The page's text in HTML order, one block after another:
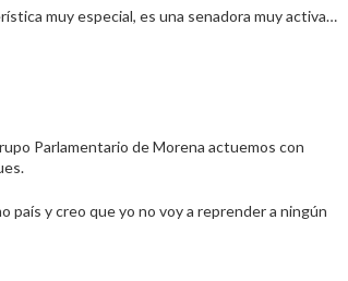
muy especial, es una senadora muy activa…
Parlamentario de Morena actuemos con
país y creo que yo no voy a reprender a ningún